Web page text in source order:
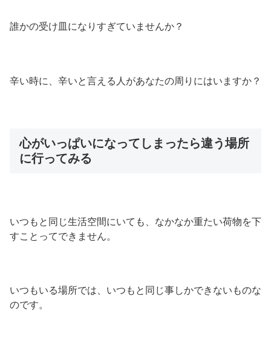
誰かの受け皿になりすぎていませんか？
辛い時に、辛いと言える人があなたの周りにはいますか？
心がいっぱいになってしまったら違う場所
に行ってみる
いつもと同じ生活空間にいても、なかなか重たい荷物を下
すことってできません。
いつもいる場所では、いつもと同じ事しかできないものな
のです。